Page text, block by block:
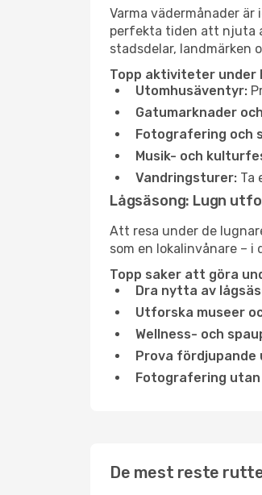
Varma vädermånader
perfekta tiden att njuta
stadsdelar, landmärken
Topp aktiviteter under
Utomhusäventyr:
Gatumarknader
Fotografering och
Musik- och
Vandringsturer: Ta
Lågsäsong: Lugn
Att resa under de
som en lokalinvånare –
Topp saker att göra
Dra nytta av
Utforska museer
Wellness- och
Prova fördjupande
Fotografering
De mest reste